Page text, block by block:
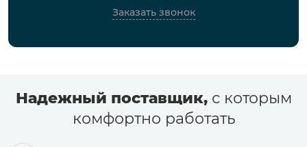
Заказать звонок
Надежный поставщик,с которым
комфортно работать